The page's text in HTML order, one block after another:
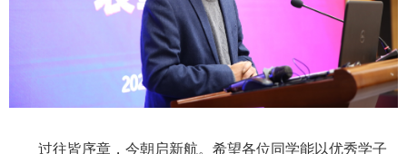
过往皆序章，今朝启新航。希望各位同学能以优秀学子